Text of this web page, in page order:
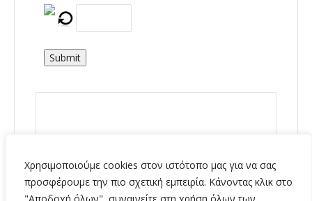
Χρησιμοποιούμε cookies στον ιστότοπο μας για να σας
προσφέρουμε την πιο σχετική εμπειρία. Κάνοντας κλικ στο
Submit